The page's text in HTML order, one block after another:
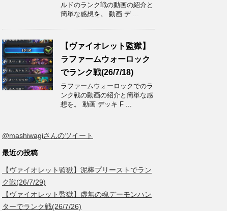
ルドのランク戦の動画の紹介と
簡単な感想を。 動画 デ ...
【ヴァイオレット監獄】
ラファームウォーロック
でランク戦(26/7/18)
ラファームウォーロックでのラ
ンク戦の動画の紹介と簡単な感
想を。 動画 デッキ F ...
@mashiwagiさんのツイート
最近の投稿
【ヴァイオレット監獄】泥棒プリーストでラン
ク戦(26/7/29)
【ヴァイオレット監獄】虚無の魂デーモンハン
ターでランク戦(26/7/26)